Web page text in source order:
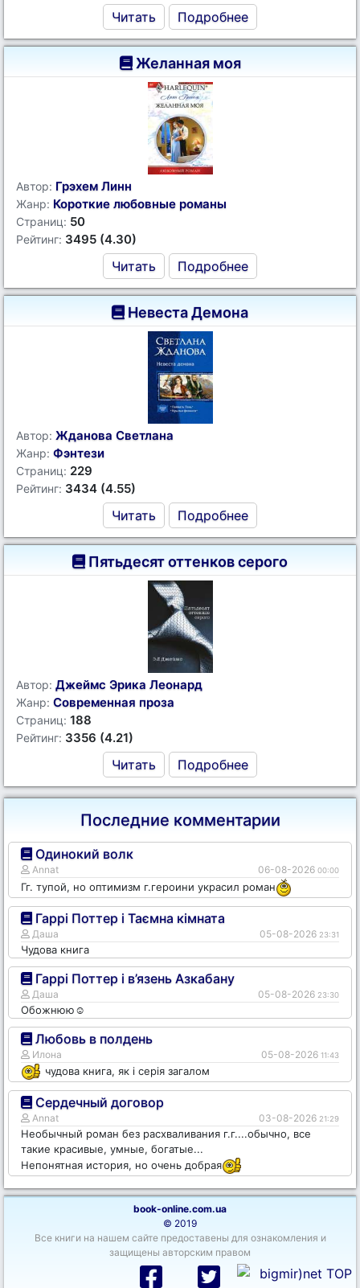
Читать Подробнее
Желанная моя
Автор: Грэхем Линн
Жанр: Короткие любовные романы
Страниц: 50
Рейтинг: 3495 (4.30)
Читать Подробнее
Невеста Демона
Автор: Жданова Светлана
Жанр: Фэнтези
Страниц: 229
Рейтинг: 3434 (4.55)
Читать Подробнее
Пятьдесят оттенков серого
Автор: Джеймс Эрика Леонард
Жанр: Современная проза
Страниц: 188
Рейтинг: 3356 (4.21)
Читать Подробнее
Последние комментарии
Одинокий волк
Annat 06-08-2026 00:00
Гг. тупой, но оптимизм г.героини украсил роман
Гаррі Поттер і Таємна кімната
Даша 05-08-2026 23:31
Чудова книга
Гаррі Поттер і в’язень Азкабану
Даша 05-08-2026 23:30
Обожнюю☺️
Любовь в полдень
Илона 05-08-2026 11:43
чудова книга, як і серія загалом
Сердечный договор
Annat 03-08-2026 21:29
Необычный роман без расхваливания г.г....обычно, все
такие красивые, умные, богатые...
Непонятная история, но очень добрая
book-online.com.ua
© 2019
Все книги на нашем сайте предоставены для ознакомления и
защищены авторским правом